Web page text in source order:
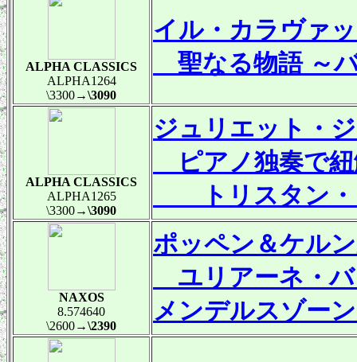
ALPHA CLASSICS
ALPHA1264
\3300→\3090
イル・カラヴァ
聖なる物語 ～
ALPHA CLASSICS
ALPHA1265
\3300→\3090
ジュリエット・
ピアノ独奏で紐
トリスタン・
NAXOS
8.574640
\2600→\2390
ポッペン＆ケル
ユリアーネ・
メンデルスゾー